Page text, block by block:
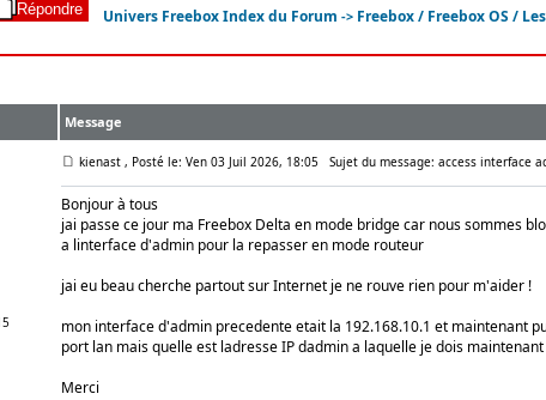
Univers Freebox Index du Forum -> Freebox / Freebox OS /
Message
kienast , Posté le: Ven 03 Juil 2026, 18:05 Sujet du message: access interface
Bonjour à tous
jai passe ce jour ma Freebox Delta en mode bridge car nous sommes
a linterface d'admin pour la repasser en mode routeur
jai eu beau cherche partout sur Internet je ne rouve rien pour m'aider !
mon interface d'admin precedente etait la 192.168.10.1 et maintenant
port lan mais quelle est ladresse IP dadmin a laquelle je dois maintenant
Merci